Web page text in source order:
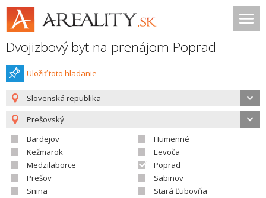
Dvojizbový byt na prenájom Poprad
Uložiť toto hladanie
Slovenská republika
Prešovský
Bardejov
Humenné
Kežmarok
Levoča
Medzilaborce
Poprad
Prešov
Sabinov
Snina
Stará Ľubovňa